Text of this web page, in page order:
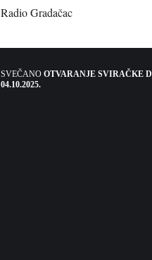
Radio Gradačac
SVEČANO OTVARANJE SVIRAČKE
04.10.2025.